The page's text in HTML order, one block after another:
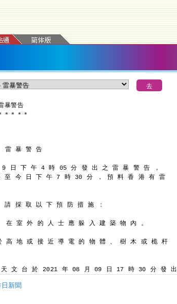
暴警告
＊ ＊ ＊ ＊
                 雷 暴 警 告
日 下 午 4 時 05 分 發 出 之 雷 暴 警 告 ，
至 今 日 下 午 7 時 30 分 ， 預 料 香 港 有 雷
請 採 取 以 下 預 防 措 施 ：
在 室 外 的 人 士 應 躲 入 建 築 物 內 。
高 地 或 接 近 導 電 的 物 體 、 樹 木 或 桅 杆
文 台 於 2021 年 08 月 09 日 17 時 30 分 發 出
日新聞